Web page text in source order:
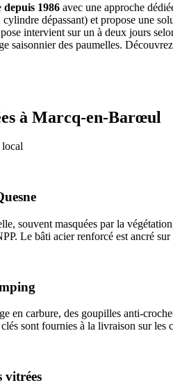
depuis 1986 avec une approche
dépassant) et propose une
intervient sur un à deux jours
saisonnier des paumelles.
à Marcq-en-Barœul
local
souvent masquées par la
Le bâti acier renforcé est ancré
en carbure, des goupilles anti-
sont fournies à la livraison sur les
vitrées